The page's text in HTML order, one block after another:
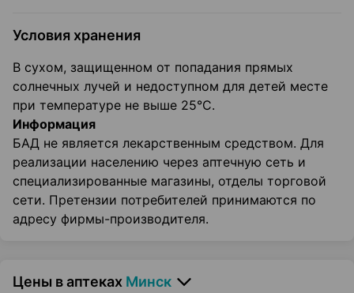
Условия хранения
В сухом, защищенном от попадания прямых
солнечных лучей и недоступном для детей месте
при температуре не выше 25°С.
Информация
БАД не является лекарственным средством. Для
реализации населению через аптечную сеть и
специализированные магазины, отделы торговой
сети. Претензии потребителей принимаются по
адресу фирмы-производителя.
Цены в аптеках Минск